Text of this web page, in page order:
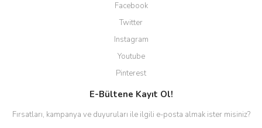
Facebook
Twitter
Instagram
Youtube
Pinterest
E-Bültene Kayıt Ol!
Fırsatları, kampanya ve duyuruları ile ilgili e-posta almak ister misiniz?